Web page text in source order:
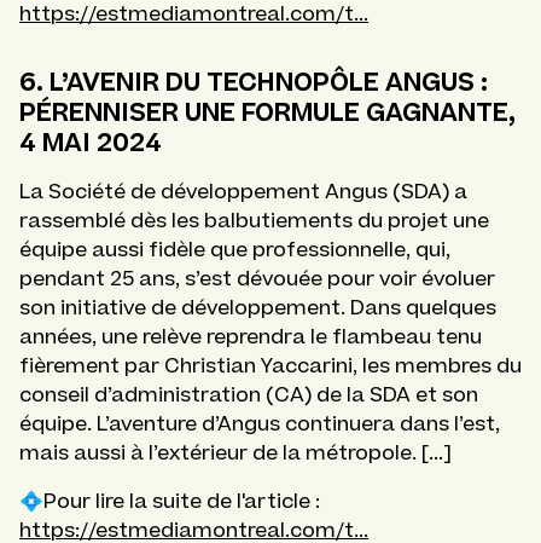
https://estmediamontreal.com/t...
6. L’AVENIR DU TECHNOPÔLE ANGUS :
PÉRENNISER UNE FORMULE GAGNANTE,
4 MAI 2024
La Société de développement Angus (SDA) a
rassemblé dès les balbutiements du projet une
équipe aussi fidèle que professionnelle, qui,
pendant 25 ans, s’est dévouée pour voir évoluer
son initiative de développement. Dans quelques
années, une relève reprendra le flambeau tenu
fièrement par Christian Yaccarini, les membres du
conseil d’administration (CA) de la SDA et son
équipe. L’aventure d’Angus continuera dans l’est,
mais aussi à l’extérieur de la métropole. [...]
💠Pour lire la suite de l'article :
https://estmediamontreal.com/t...